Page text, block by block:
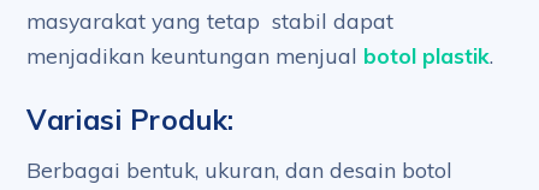
masyarakat yang tetap stabil dapat
menjadikan keuntungan menjual botol plastik.
Variasi Produk:
Berbagai bentuk, ukuran, dan desain botol